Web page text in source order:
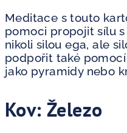
Meditace s touto
pomoci propojit sílu
nikoli silou ega, ale
podpořit také
jako pyramidy nebo
Kov: Železo